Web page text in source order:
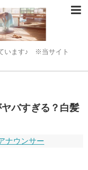
います♪ ※当サイト
バすぎる？白髪
ナウンサー